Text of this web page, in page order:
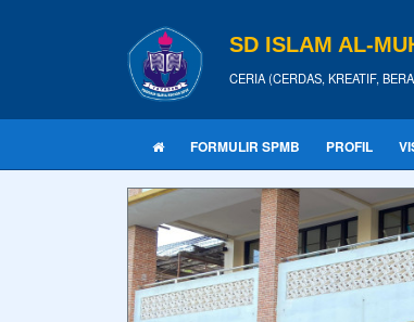
SD ISLAM AL-
CERIA (CERDAS, KREATIF,
FORMULIR SPMB PROFIL